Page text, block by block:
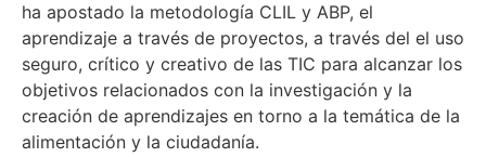
ha apostado la metodología CLIL y ABP, el
aprendizaje a través de proyectos, a través del el uso
seguro, crítico y creativo de las TIC para alcanzar los
objetivos relacionados con la investigación y la
creación de aprendizajes en torno a la temática de la
alimentación y la ciudadanía.